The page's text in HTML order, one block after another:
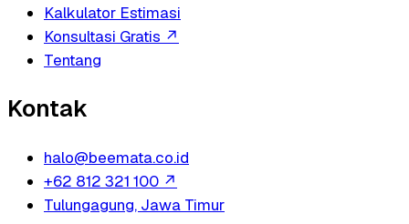
Kalkulator Estimasi
Konsultasi Gratis ↗
Tentang
Kontak
halo@beemata.co.id
+62 812 321 100 ↗
Tulungagung, Jawa Timur